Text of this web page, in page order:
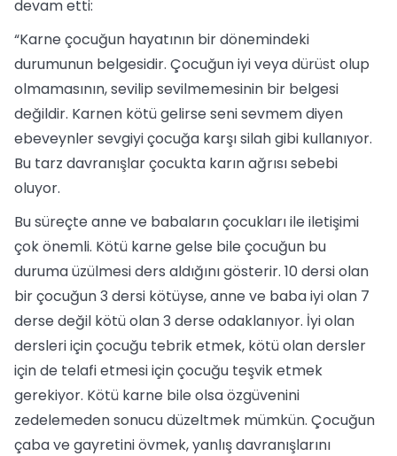
devam etti:
“Karne çocuğun hayatının bir dönemindeki
durumunun belgesidir. Çocuğun iyi veya dürüst olup
olmamasının, sevilip sevilmemesinin bir belgesi
değildir. Karnen kötü gelirse seni sevmem diyen
ebeveynler sevgiyi çocuğa karşı silah gibi kullanıyor.
Bu tarz davranışlar çocukta karın ağrısı sebebi
oluyor.
Bu süreçte anne ve babaların çocukları ile iletişimi
çok önemli. Kötü karne gelse bile çocuğun bu
duruma üzülmesi ders aldığını gösterir. 10 dersi olan
bir çocuğun 3 dersi kötüyse, anne ve baba iyi olan 7
derse değil kötü olan 3 derse odaklanıyor. İyi olan
dersleri için çocuğu tebrik etmek, kötü olan dersler
için de telafi etmesi için çocuğu teşvik etmek
gerekiyor. Kötü karne bile olsa özgüvenini
zedelemeden sonucu düzeltmek mümkün. Çocuğun
çaba ve gayretini övmek, yanlış davranışlarını